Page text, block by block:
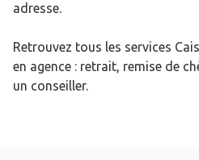
adresse.
Retrouvez tous les services
en agence : retrait, remise de
un conseiller.